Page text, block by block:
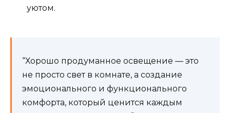
уютом.
“Хорошо продуманное освещение — это
не просто свет в комнате, а создание
эмоционального и функционального
комфорта, который ценится каждым